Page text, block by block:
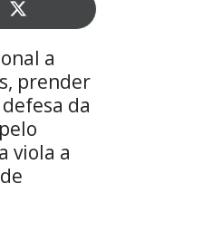
Share
on
X
(Twitter)
a
prender
da
viola a